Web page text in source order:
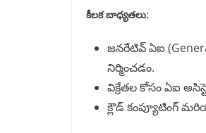
కీలక బాధ్యతలు:
జనరేటివ్ ఏఐ
నిర్మించడం.
విక్రేతల కోసం ఏఐ
క్లౌడ్ కంప్యూటింగ్